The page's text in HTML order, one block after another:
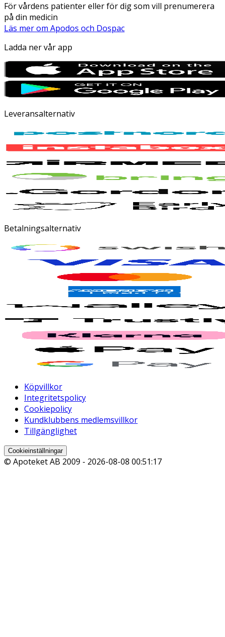
För vårdens patienter eller för dig som vill prenumerera
på din medicin
Läs mer om Apodos och Dospac
Ladda ner vår app
Leveransalternativ
Betalningsalternativ
Köpvillkor
Integritetspolicy
Cookiepolicy
Kundklubbens medlemsvillkor
Tillgänglighet
Cookieinställningar
© Apoteket AB 2009 - 2026-08-08 00:51:17